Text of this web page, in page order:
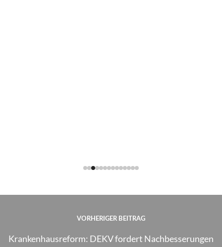
VORHERIGER BEITRAG
Krankenhausreform: DEKV fordert Nachbesserungen